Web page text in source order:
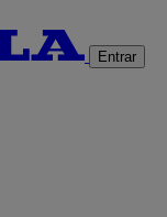
Entrar